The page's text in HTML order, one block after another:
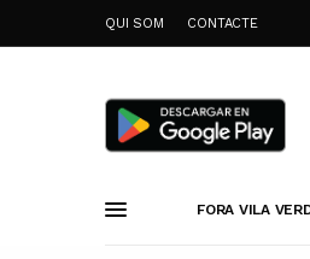
QUI SOM CONTACTE
FORA VILA